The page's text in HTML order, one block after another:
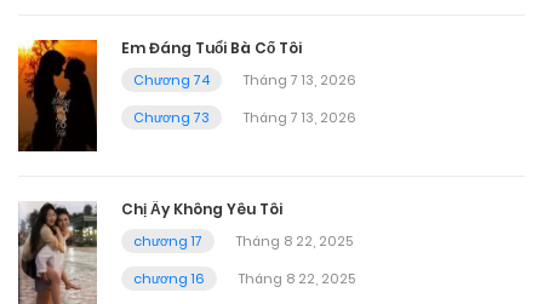
Em Đáng Tuổi Bà Cố Tôi
Chương 74
Tháng 7 13, 2026
Chương 73
Tháng 7 13, 2026
Chị Ấy Không Yêu Tôi
chương 17
Tháng 8 22, 2025
chương 16
Tháng 8 22, 2025